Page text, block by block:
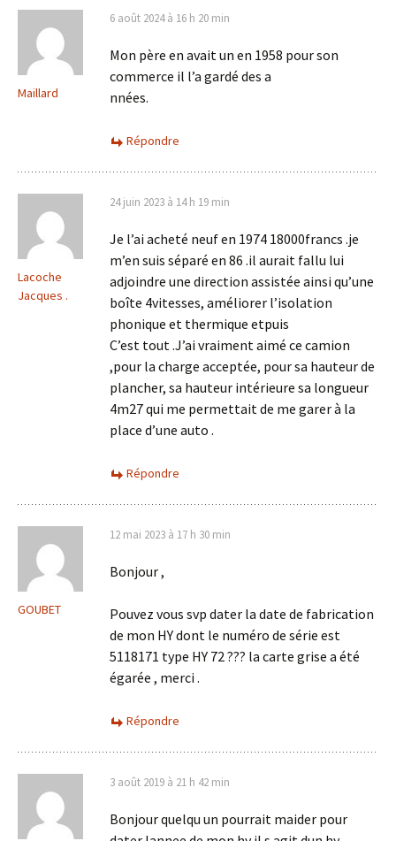
Maillard
6 août 2024 à 16 h 20 min
Mon père en avait un en 1958 pour son
commerce il l’a gardé des a
nnées.
Répondre
Lacoche
Jacques .
24 juin 2023 à 14 h 19 min
Je l’ai acheté neuf en 1974 18000francs .je
m’en suis séparé en 86 .il aurait fallu lui
adjoindre une direction assistée ainsi qu’une
boîte 4vitesses, améliorer l’isolation
phonique et thermique etpuis
C’est tout .J’ai vraiment aimé ce camion
,pour la charge acceptée, pour sa hauteur de
plancher, sa hauteur intérieure sa longueur
4m27 qui me permettait de me garer à la
place d’une auto .
Répondre
GOUBET
12 mai 2023 à 17 h 30 min
Bonjour ,
Pouvez vous svp dater la date de fabrication
de mon HY dont le numéro de série est
5118171 type HY 72 ??? la carte grise a été
égarée , merci .
Répondre
3 août 2019 à 21 h 42 min
Bonjour quelqu un pourrait maider pour